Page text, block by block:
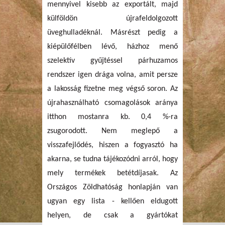
mennyivel kisebb az exportált, majd
külföldön újrafeldolgozott
üveghulladéknál. Másrészt pedig a
kiépülőfélben lévő, házhoz menő
szelektív gyűjtéssel párhuzamos
rendszer igen drága volna, amit persze
a lakosság fizetne meg végső soron. Az
újrahasználható csomagolások aránya
itthon mostanra kb. 0,4 %-ra
zsugorodott. Nem meglepő a
visszafejlődés, hiszen a fogyasztó ha
akarna, se tudna tájékozódni arról, hogy
mely termékek betétdíjasak. Az
Országos Zöldhatóság honlapján van
ugyan egy lista - kellően eldugott
helyen, de csak a gyártókat